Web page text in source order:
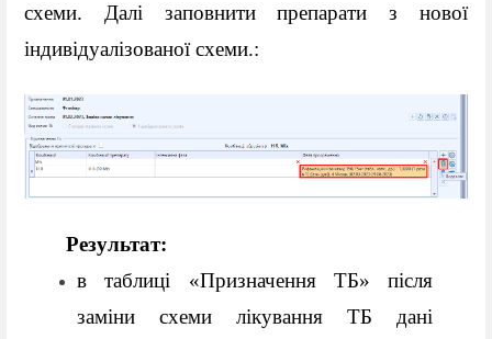
схеми. Далі заповнити препарати з нової
індивідуалізованої схеми.:
Результат:
в таблиці «Призначення ТБ» після
заміни схеми лікування ТБ дані